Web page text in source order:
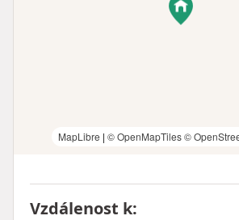
MapLibre | © OpenMapTiles©
Vzdálenost k: